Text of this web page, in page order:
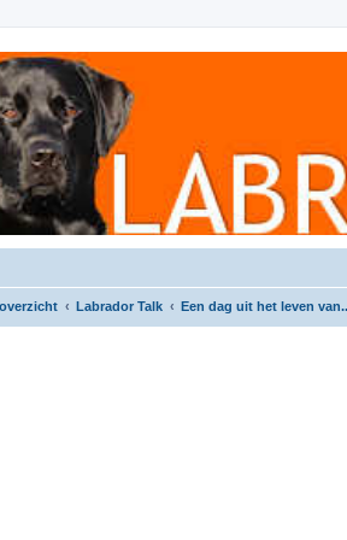
Labradorforum van Nederland en België!
Labrador Talk Een dag uit het leven